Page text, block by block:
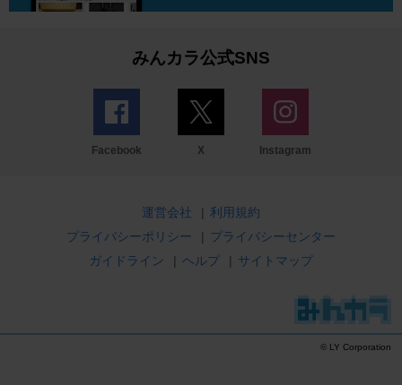
みんカラ公式SNS
Facebook X Instagram
運営会社 | 利用規約
プライバシーポリシー
| プライバシーセンター
ガイドライン
| ヘルプ | サイトマップ
© LY Corporation